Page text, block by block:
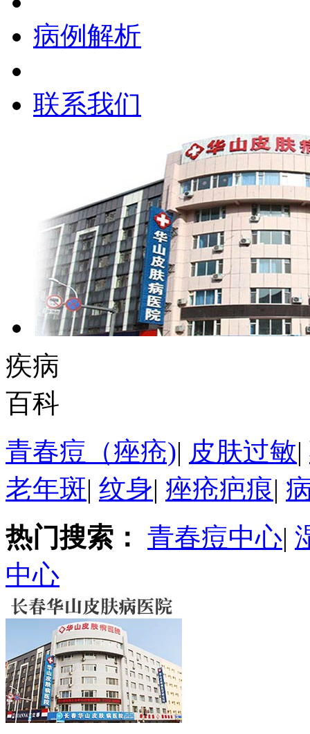
病例解析
联系我们
疾病
百科
青春痘（痤疮)| 皮肤过敏|
老年斑| 纹身| 痤疮疤痕|
热门搜索： 青春痘中心|
中心